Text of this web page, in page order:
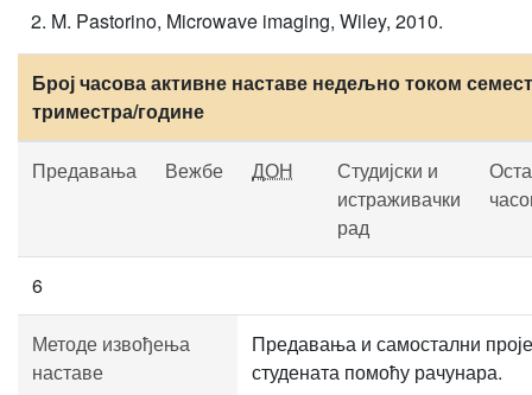
M. Pastorino, Microwave imaging, Wiley, 2010.
Број часова активне наставе недељно током
триместра/године
Предавања Вежбе ДОН
Студијски и
истраживачки
рад
6
Методе извођења
наставе
Предавања и самостални
студената помоћу рачунара.